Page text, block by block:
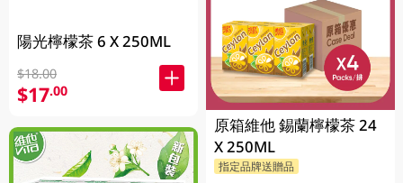
陽光檸檬茶 6 X 250ML
$18.00
$17.00
原箱維他 錫蘭檸檬茶 24
X 250ML
指定品牌送贈品